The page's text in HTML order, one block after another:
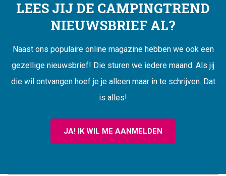
LEES JIJ DE CAMPINGTREND
NIEUWSBRIEF AL?
Naast ons populaire online magazine hebben we ook een
gezellige nieuwsbrief! Die sturen we iedere maand. Als jij
die wil ontvangen hoef je je alleen maar in te schrijven. Dat
is alles!
JA! IK WIL ME AANMELDEN